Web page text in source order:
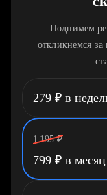
Поднимем
откликнемся
279 ₽ в
1 195 ₽
799 ₽ в месяц